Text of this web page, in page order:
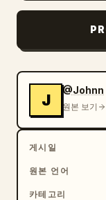
J
@Johnn
원본 보기
게시일
원본 언어
카테고리